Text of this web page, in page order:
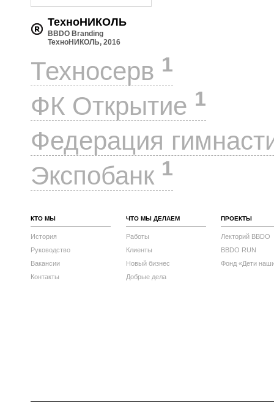
ТехноНИКОЛЬ
BBDO Branding
ТехноНИКОЛЬ, 2016
Техносерв 1
ФК Открытие 1
Федерация
Экспобанк 1
КТО МЫ
История
Руководство
Вакансии
Контакты
ЧТО МЫ ДЕЛАЕМ
Работы
Клиенты
Новый бизнес
Добрые дела
ПРОЕКТЫ
Лекторий BBDO
BBDO RUN
Фонд «Дети